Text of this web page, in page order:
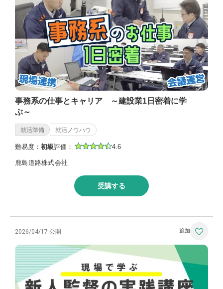
事務系の仕事とキャリア ～建設業1日密着に学
ぶ～
就活準備 就活ノウハウ
難易度： 初級評価： 4.6
鹿島道路株式会社
受講する
2026/04/17 公開